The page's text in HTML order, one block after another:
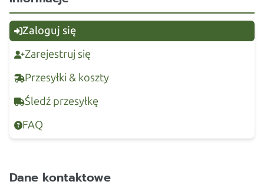
Zaloguj się
Zarejestruj się
Przesyłki & koszty
Śledź przesyłkę
FAQ
Dane kontaktowe